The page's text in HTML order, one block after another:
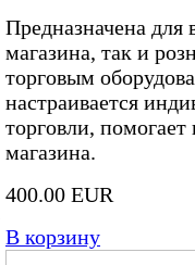
Предназначена для
магазина, так и
торговым
настраивается
торговли,
магазина.
400.00 EUR
В корзину